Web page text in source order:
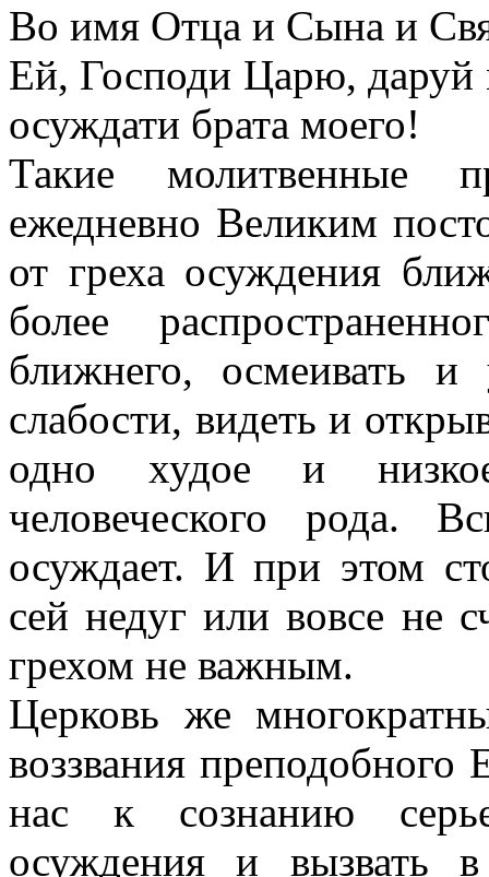
Во имя Отца и Сына и
Ей, Господи Царю, даруй
осуждати брата моего!
Такие молитвенные
ежедневно Великим
от греха осуждения
более
ближнего, осмеивать и
слабости, видеть и
одно худое и
человеческого рода.
осуждает. И при этом
сей недуг или вовсе не
грехом не важным.
Церковь же
воззвания
нас к сознанию
осуждения и вызвать